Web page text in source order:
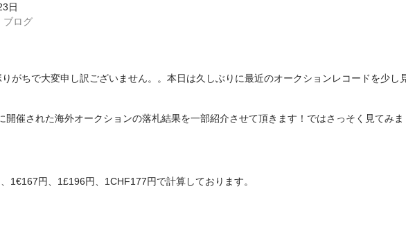
日
ブログ
がちで大変申し訳ございません。。本日は久しぶりに最近のオークションレコードを少し
開催された海外オークションの落札結果を一部紹介させて頂きます！ではさっそく見てみま
1€167円、1£196円、1CHF177円で計算しております。